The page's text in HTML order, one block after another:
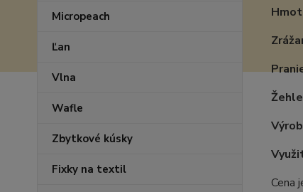
Micropeach
Ľan
Vlna
Wafle
Zbytkové kúsky
Fixky na textil
Cena